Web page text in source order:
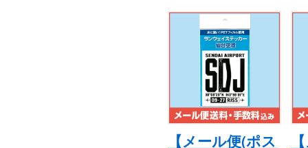
【メール便(ポス